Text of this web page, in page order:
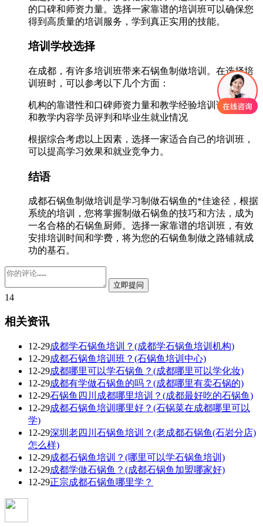
的口碑和师资力量。选择一家靠谱的培训班可以确保您
得到高质量的培训服务，学到真正实用的技能。
培训学校选择
在成都，有许多培训班带来石锅鱼制做培训。在选择培
训班时，可以参考以下几个方面：
机构的靠谱性和口碑师资力量和教学经验培训课程设置
和教学内容学员评判和毕业生就业情况
根据综合考虑以上因素，选择一家适合自己的培训班，
可以提高学习效果和就业竞争力。
结语
成都石锅鱼制做培训是学习制做石锅鱼的*佳途径，根据
系统的培训，您将掌握制做石锅鱼的技巧和方法，成为
一名合格的石锅鱼厨师。选择一家靠谱的培训班，有效
安排培训时间和学费，将为您的石锅鱼制做之路铺就成
功的基石。
14
相关资讯
12-29成都学石锅鱼培训？(成都学石锅鱼培训机构)
12-29成都石锅鱼培训班？(石锅鱼培训中心)
12-29成都哪里可以学石锅鱼？(成都哪里可以学化妆)
12-29成都有学做石锅鱼的吗？(成都哪里有卖石锅的)
12-29石锅鱼四川成都哪里培训？(成都最好吃的石锅鱼)
12-29成都石锅鱼培训哪里好？(石锅菜在成都哪里可以
学)
12-29深圳老四川石锅鱼培训？(老成都石锅鱼(石岩分店)
怎么样)
12-29成都石锅鱼培训？(哪里可以学石锅鱼培训)
12-29成都学做石锅鱼？(成都石锅鱼加盟哪家好)
12-29正宗成都石锅鱼哪里学？